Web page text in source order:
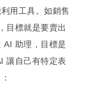
用工具。如銷售
目標就是要賣出
AI 助理，目標是
讓自己有特定表